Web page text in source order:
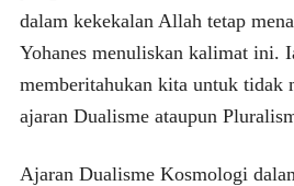
dalam kekekalan Allah tetap
Yohanes menuliskan kalimat ini.
memberitahukan kita untuk tidak
ajaran Dualisme ataupun
Ajaran Dualisme Kosmologi